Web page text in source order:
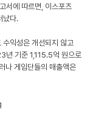
서에 따르면, 이스포츠
났다.
수익성은 개선되지 않고
년 기준 1,115.5억 원으로
게임단들의 매출액은